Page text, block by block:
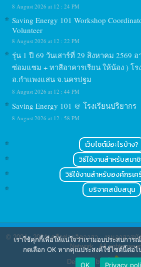
8 August 2026 at 12 : 24 PM
Saving Energy 101 Workshop
Volunteer
8 August 2026 at 12 : 22 PM
รุ่น 1 ปี 69 วันเสาร์ที่ 29 สิงหาคม 2569
ซ่อมแซม + ทาสีอาคารเรียน ให้น้อง ) โร
อ.กำแพงแสน จ.นครปฐม
8 August 2026 at 12 : 44 PM
Saving Energy 101 @ โรงเรียนปริยากร
8 August 2026 at 12 : 58 PM
เว็บไซต์มีอะไรบ้าง?
วิธีใช้งานสำหรับสมา
วิธีใช้งานสำหรับองค์กรเค
บริจาคสนับสนุน
© 2004 - 2024เครือข่ายจิตอาสา : งานอาสาสมั
Network. All rights
Designed by
เราใช้คุกกี้เพื่อให้แน่ใจว่าเรามอบประสบกา
กดเลือก OK หากคุณประสงค์ใช้ไซต์นี้ต่อไ
OK
Privacy